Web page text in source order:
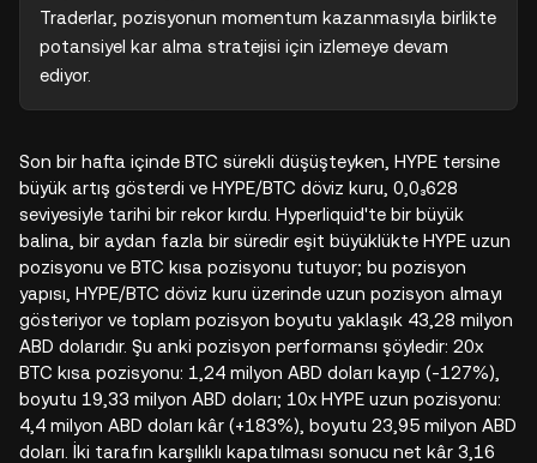
Traderlar, pozisyonun momentum kazanmasıyla birlikte
potansiyel kar alma stratejisi için izlemeye devam
ediyor.
Son bir hafta içinde BTC sürekli düşüşteyken, HYPE tersine
büyük artış gösterdi ve HYPE/BTC döviz kuru, 0,0₃628
seviyesiyle tarihi bir rekor kırdu. Hyperliquid'te bir büyük
balina, bir aydan fazla bir süredir eşit büyüklükte HYPE uzun
pozisyonu ve BTC kısa pozisyonu tutuyor; bu pozisyon
yapısı, HYPE/BTC döviz kuru üzerinde uzun pozisyon almayı
gösteriyor ve toplam pozisyon boyutu yaklaşık 43,28 milyon
ABD dolarıdır. Şu anki pozisyon performansı şöyledir: 20x
BTC kısa pozisyonu: 1,24 milyon ABD doları kayıp (-127%),
boyutu 19,33 milyon ABD doları; 10x HYPE uzun pozisyonu:
4,4 milyon ABD doları kâr (+183%), boyutu 23,95 milyon ABD
doları. İki tarafın karşılıklı kapatılması sonucu net kâr 3,16